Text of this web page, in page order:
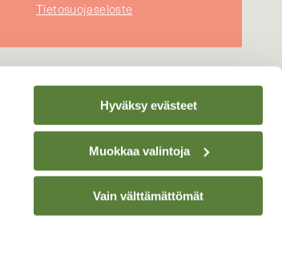
Hyväksy evästeet
Muokkaa valintoja
Vain välttämättömät
Tietosuojaseloste